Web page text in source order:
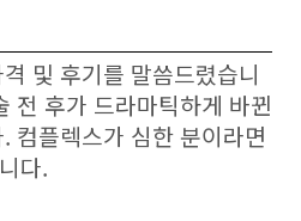
및 후기를 말씀드렸습니
전 후가 드라마틱하게 바뀐
컴플렉스가 심한 분이라면
다.